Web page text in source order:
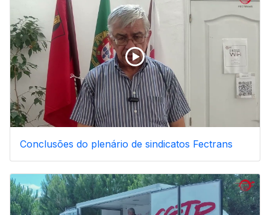
Conclusões do plenário de sindicatos Fectrans